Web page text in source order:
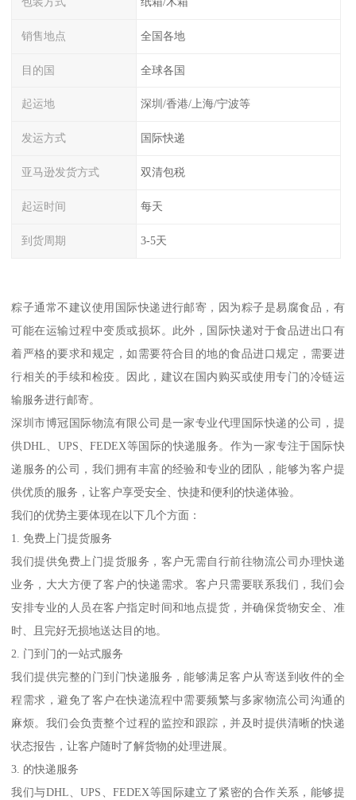
销售地点 全国各地
目的国 全球各国
起运地 深圳/香港/上海/宁波等
发运方式 国际快递
亚马逊发货方式 双清包税
起运时间 每天
到货周期 3-5天
粽子通常不建议使用国际快递进行邮寄，因为粽子是易腐食品，有
可能在运输过程中变质或损坏。此外，国际快递对于食品进出口有
着严格的要求和规定，如需要符合目的地的食品进口规定，需要进
行相关的手续和检疫。因此，建议在国内购买或使用专门的冷链运
输服务进行邮寄。
深圳市博冠国际物流有限公司是一家专业代理国际快递的公司，提
供DHL、UPS、FEDEX等国际的快递服务。作为一家专注于国际快
递服务的公司，我们拥有丰富的经验和专业的团队，能够为客户提
供优质的服务，让客户享受安全、快捷和便利的快递体验。
我们的优势主要体现在以下几个方面：
1. 免费上门提货服务
我们提供免费上门提货服务，客户无需自行前往物流公司办理快递
业务，大大方便了客户的快递需求。客户只需要联系我们，我们会
安排专业的人员在客户指定时间和地点提货，并确保货物安全、准
时、且完好无损地送达目的地。
2. 门到门的一站式服务
我们提供完整的门到门快递服务，能够满足客户从寄送到收件的全
程需求，避免了客户在快递流程中需要频繁与多家物流公司沟通的
麻烦。我们会负责整个过程的监控和跟踪，并及时提供清晰的快递
状态报告，让客户随时了解货物的处理进展。
3. 的快递服务
我们与DHL、UPS、FEDEX等国际建立了紧密的合作关系，能够提